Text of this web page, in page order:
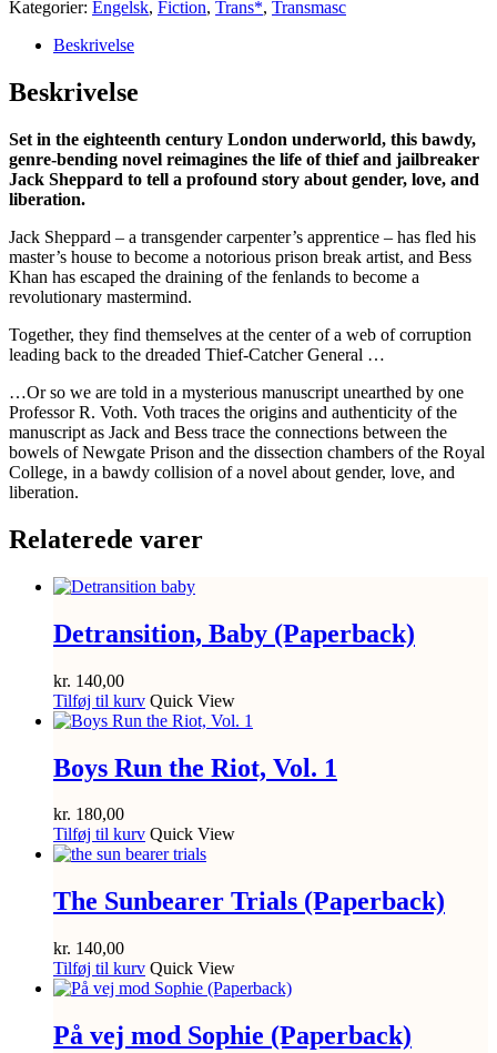
Fox
(Paperback)
antal
Kategorier: Engelsk, Fiction, Trans*, Transmasc
Beskrivelse
Beskrivelse
Set in the eighteenth century London underworld, this bawdy,
genre-bending novel reimagines the life of thief and jailbreaker
Jack Sheppard to tell a profound story about gender, love, and
liberation.
Jack Sheppard – a transgender carpenter’s apprentice – has fled his
master’s house to become a notorious prison break artist, and Bess
Khan has escaped the draining of the fenlands to become a
revolutionary mastermind.
Together, they find themselves at the center of a web of corruption
leading back to the dreaded Thief-Catcher General …
…Or so we are told in a mysterious manuscript unearthed by one
Professor R. Voth. Voth traces the origins and authenticity of the
manuscript as Jack and Bess trace the connections between the
bowels of Newgate Prison and the dissection chambers of the Royal
College, in a bawdy collision of a novel about gender, love, and
liberation.
Relaterede varer
Detransition, Baby (Paperback)
kr. 140,00
Tilføj til kurv Quick View
Boys Run the Riot, Vol. 1
kr. 180,00
Tilføj til kurv Quick View
The Sunbearer Trials (Paperback)
kr. 140,00
Tilføj til kurv Quick View
På vej mod Sophie (Paperback)